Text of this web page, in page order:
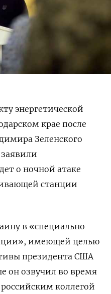
энергетической
крае после
Зеленского
о ночной атаке
станции
в «специально
имеющей целью
президента США
он озвучил во время
коллегой